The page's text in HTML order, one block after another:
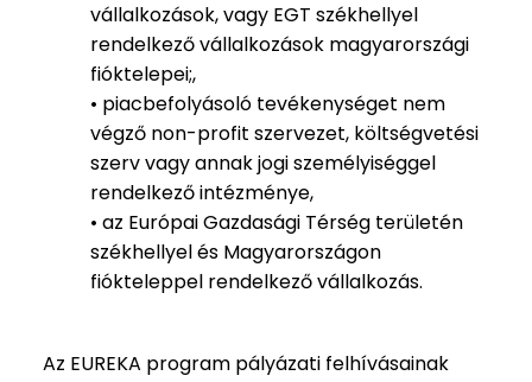
vállalkozások, vagy EGT székhellyel
rendelkező vállalkozások magyarországi
fióktelepei;,
• piacbefolyásoló tevékenységet nem
végző non-profit szervezet, költségvetési
szerv vagy annak jogi személyiséggel
rendelkező intézménye,
• az Európai Gazdasági Térség területén
székhellyel és Magyarországon
fiókteleppel rendelkező vállalkozás.
Az EUREKA program pályázati felhívásainak